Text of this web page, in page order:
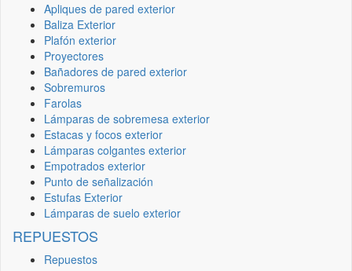
Apliques de pared exterior
Baliza Exterior
Plafón exterior
Proyectores
Bañadores de pared exterior
Sobremuros
Farolas
Lámparas de sobremesa exterior
Estacas y focos exterior
Lámparas colgantes exterior
Empotrados exterior
Punto de señalización
Estufas Exterior
Lámparas de suelo exterior
REPUESTOS
Repuestos